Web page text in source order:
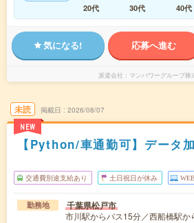
20代
30代 40代
気になる! 応募へ進む
派遣会社 マンパワーグループ株
未読
NEW
掲載日 2026/08/07
【Python/車通勤可】データ
交通費別途支給あり 土日祝日が休み
勤務地 千葉県松戸市
市川駅からバス15分／西船橋駅か